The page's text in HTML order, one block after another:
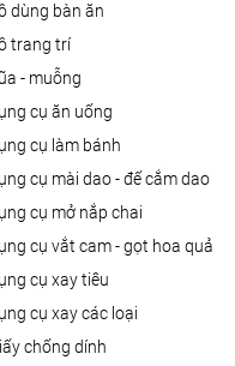
dùng bàn ăn
trang trí
- muỗng
cụ ăn uống
cụ làm bánh
cụ mài dao - đế cắm dao
cụ mở nắp chai
cụ vắt cam - gọt hoa quả
cụ xay tiêu
cụ xay các loại
giấy chống dính